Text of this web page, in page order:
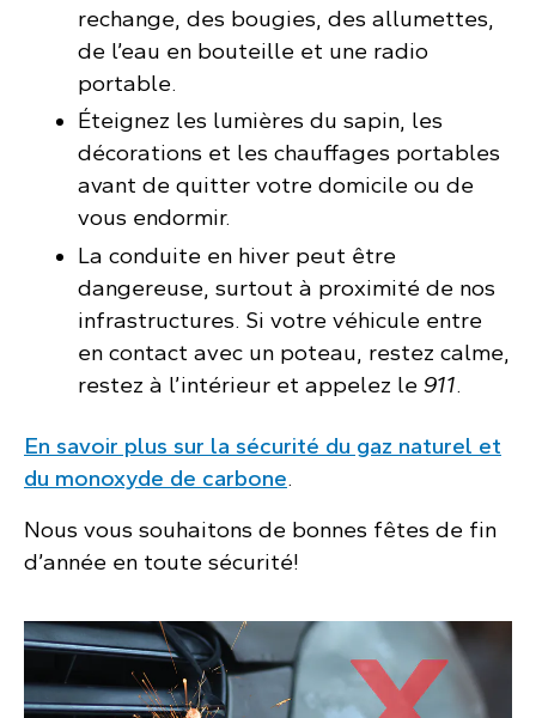
rechange, des bougies, des allumettes,
de l’eau en bouteille et une radio
portable.
Éteignez les lumières du sapin, les
décorations et les chauffages portables
avant de quitter votre domicile ou de
vous endormir.
La conduite en hiver peut être
dangereuse, surtout à proximité de nos
infrastructures. Si votre véhicule entre
en contact avec un poteau, restez calme,
restez à l’intérieur et appelez le 911.
En savoir plus sur la sécurité du gaz naturel et
du monoxyde de carbone.
Nous vous souhaitons de bonnes fêtes de fin
d’année en toute sécurité!